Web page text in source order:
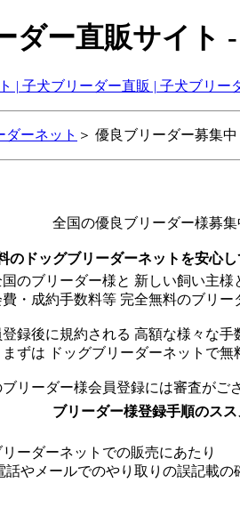
ダー直販サイト
ダーネット ＞ 優良ブリーダー募集
全国の優良ブリーダー様募集
のドッグブリーダーネットを安心
のブリーダー様と 新しい飼い主
・成約手数料等 完全無料のブリ
録後に規約される 高額な様々な
ずは ドッグブリーダーネットで無
リーダー様会員登録には審査がご
ブリーダー様登録手順のスス
ダーネットでの販売にあたり
メールでのやり取りの誤記載の